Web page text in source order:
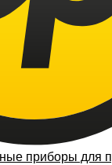
приборы для